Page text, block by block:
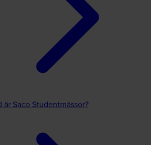
är Saco Studentmässor?